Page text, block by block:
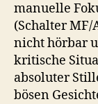
manuelle
(Schalter MF/
nicht hörbar
kritische
absoluter
bösen